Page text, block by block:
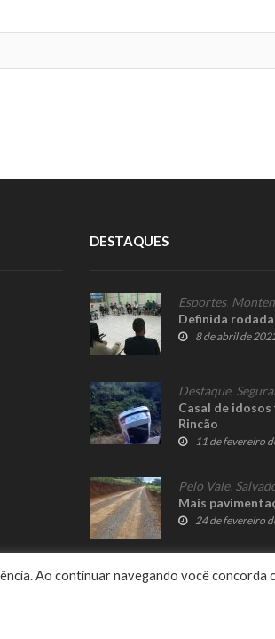
DESTAQUES
Esportes,
Definida
8 de abril de
Destaque,
Casal de
Rincão
11 de fevereiro
Pelo Vale,
Mais
24 de fevereiro
Ao continuar navegando você concorda